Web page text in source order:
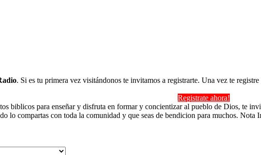
. Si es tu primera vez visitándonos te invitamos a registrarte. Una vez te
Registrate ahora!
biblicos para enseñar y disfruta en formar y concientizar al pueblo de Dios, te
lo compartas con toda la comunidad y que seas de bendicion para muchos. Nota